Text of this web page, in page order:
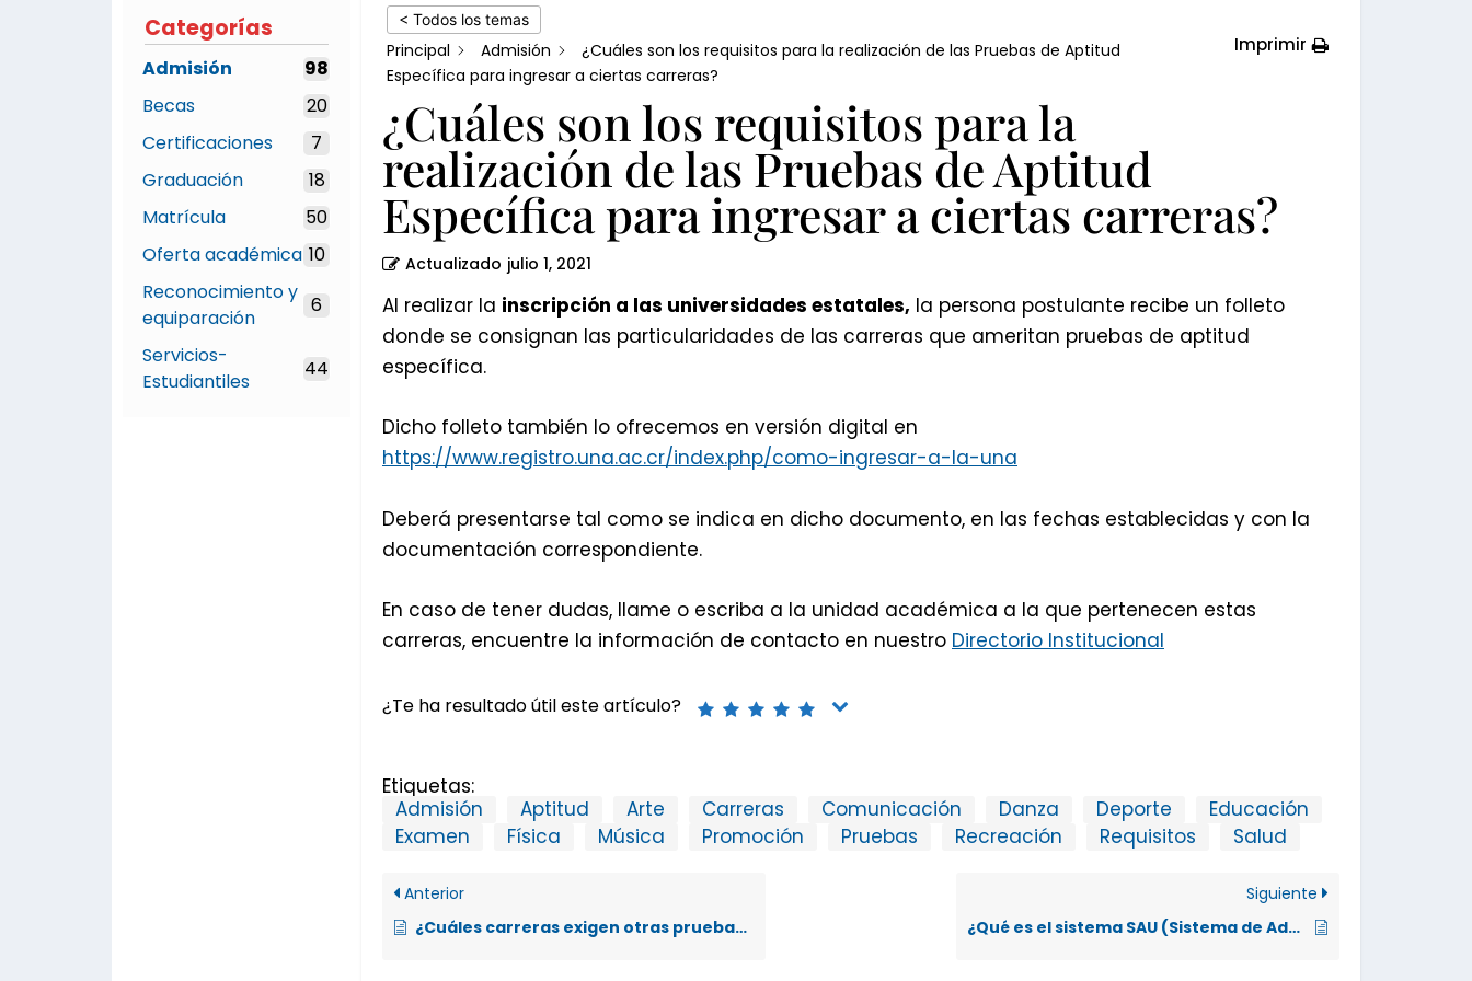
Categorías
Admisión
98
Becas
20
Certificaciones
7
Graduación
18
Matrícula
50
Oferta académica 10
Reconocimiento y
equiparación
6
Servicios-
Estudiantiles
44
< Todos los temas
Principal Admisión
¿Cuáles son los requisitos para la realización de las Pruebas de Aptitud
Específica para ingresar a ciertas carreras?
Imprimir
¿Cuáles son los requisitos para la
realización de las Pruebas de Aptitud
Específica para ingresar a ciertas carreras?
Actualizado julio 1, 2021
Al realizar la inscripción a las universidades estatales, la persona postulante recibe un folleto
donde se consignan las particularidades de las carreras que ameritan pruebas de aptitud
específica.
Dicho folleto también lo ofrecemos en versión digital en
https://www.registro.una.ac.cr/index.php/como-ingresar-a-la-una
Deberá presentarse tal como se indica en dicho documento, en las fechas establecidas y con la
documentación correspondiente.
En caso de tener dudas, llame o escriba a la unidad académica a la que pertenecen estas
carreras, encuentre la información de contacto en nuestro Directorio Institucional
¿Te ha resultado útil este artículo?
Etiquetas:
Admisión
Aptitud Arte Carreras Comunicación Danza Deporte
Educación
Examen
Física Música Promoción Pruebas Recreación Requisitos Salud
Anterior
¿Cuáles carreras exigen otras pruebas de aptitud?
Siguiente
¿Qué es el sistema SAU (Sistema de Admisión Universitaria)?